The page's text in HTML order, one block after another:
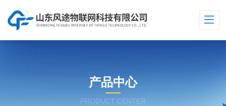
产品中心
PRODUCT CENTER